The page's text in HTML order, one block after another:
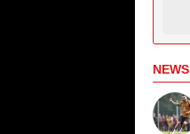
NEWS